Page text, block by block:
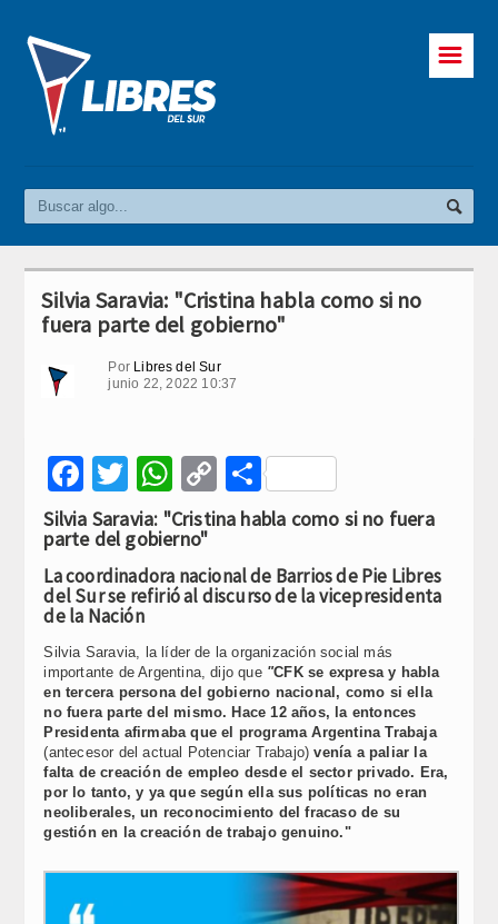
☰
Silvia Saravia: "Cristina habla como si no
fuera parte del gobierno"
Por Libres del Sur
junio 22, 2022 10:37
Facebook
Twitter
WhatsApp
Copy
Link
Compartir
Silvia Saravia: "Cristina habla como si no fuera
parte del gobierno"
La coordinadora nacional de Barrios de Pie Libres
del Sur se refirió al discurso de la vicepresidenta
de la Nación
Silvia Saravia, la líder de la organización social más
importante de Argentina, dijo que "CFK se expresa y habla
en tercera persona del gobierno nacional, como si ella
no fuera parte del mismo. Hace 12 años, la entonces
Presidenta afirmaba que el programa Argentina Trabaja
(antecesor del actual Potenciar Trabajo) venía a paliar la
falta de creación de empleo desde el sector privado. Era,
por lo tanto, y ya que según ella sus políticas no eran
neoliberales, un reconocimiento del fracaso de su
gestión en la creación de trabajo genuino."